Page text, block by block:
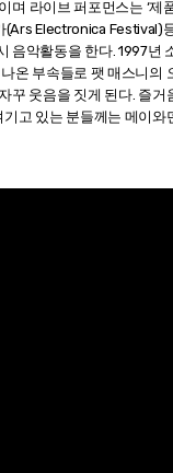
며 라이브 퍼포먼스는 ‘제
Electronica Festival)
음악활동을 한다. 1997년
온 부속들로 팻 매스니의
꾸 웃음을 짓게 된다. 즐거
고 있는 분들께는 메이와